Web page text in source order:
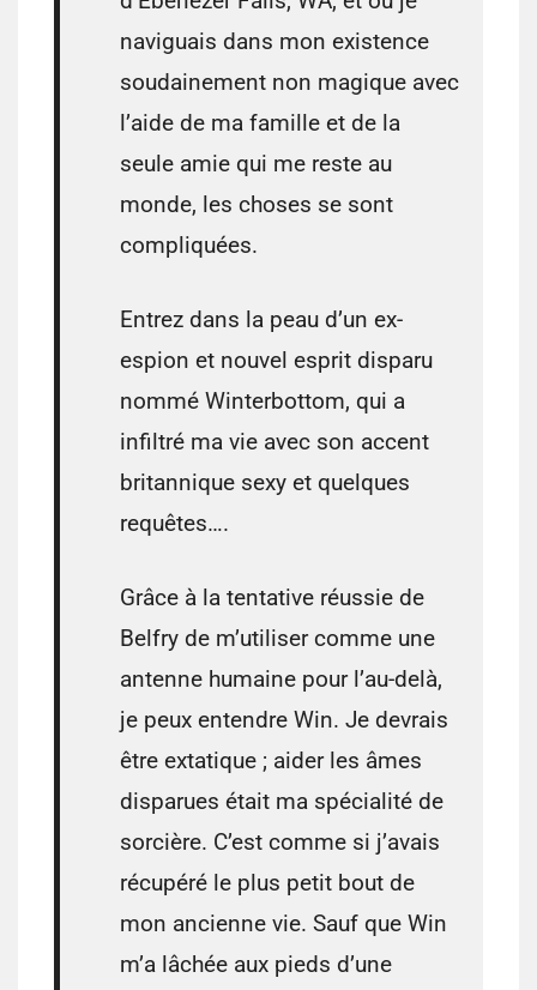
naviguais dans mon existence
soudainement non magique avec
l’aide de ma famille et de la
seule amie qui me reste au
monde, les choses se sont
compliquées.
Entrez dans la peau d’un ex-
espion et nouvel esprit disparu
nommé Winterbottom, qui a
infiltré ma vie avec son accent
britannique sexy et quelques
requêtes….
Grâce à la tentative réussie de
Belfry de m’utiliser comme une
antenne humaine pour l’au-delà,
je peux entendre Win. Je devrais
être extatique ; aider les âmes
disparues était ma spécialité de
sorcière. C’est comme si j’avais
récupéré le plus petit bout de
mon ancienne vie. Sauf que Win
m’a lâchée aux pieds d’une